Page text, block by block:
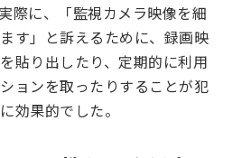
際に、「監視カメラ映像を細
す」と訴えるために、録画映
貼り出したり、定期的に利用
ョンを取ったりすることが犯
効果的でした。